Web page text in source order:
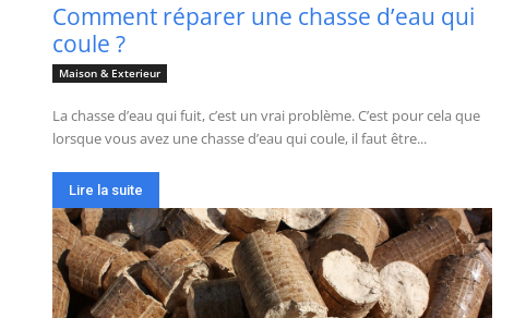
Comment réparer une chasse d’eau qui
coule ?
Maison & Exterieur
La chasse d’eau qui fuit, c’est un vrai problème. C’est pour cela que
lorsque vous avez une chasse d’eau qui coule, il faut être...
Lire la suite